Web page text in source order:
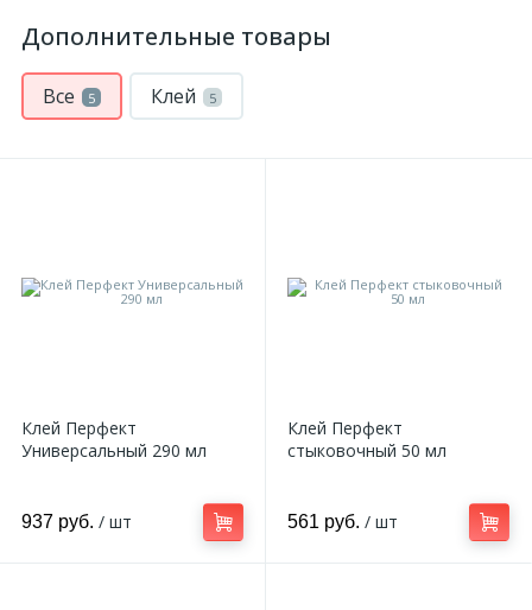
Дополнительные товары
Все 5 Клей 5
Клей Перфект
Универсальный 290 мл
937 руб. / шт
Клей Перфект
стыковочный 50 мл
561 руб. / шт